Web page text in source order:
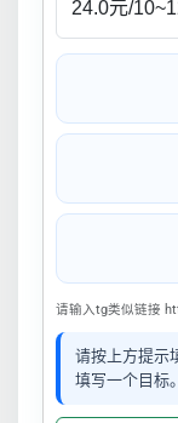
请输入tg类似链接
请按上方提示
填写一个目标。